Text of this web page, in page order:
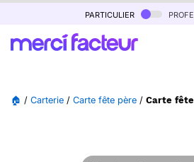
particulier
🏠 / Carterie / Carte fête père / Carte